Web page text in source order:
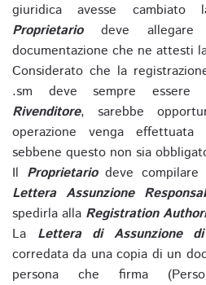
giuridica avesse
Proprietariodeve
documentazione che ne attesti
Considerato che la
.sm deve sempre essere
Rivenditore, sarebbe
operazione venga
sebbene questo non sia
Il Proprietariodeve
Lettera Assunzione
spedirla alla Registration
La Lettera di Assunzione
corredata da una copia di un
persona che firma